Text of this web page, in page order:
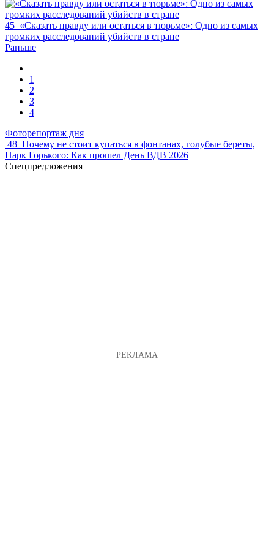
45 «Сказать правду или остаться в тюрьме»: Одно из самых
громких расследований убийств в стране
Раньше
1
2
3
4
Фоторепортаж дня
48 Почему не стоит купаться в фонтанах, голубые береты,
Парк Горького: Как прошел День ВДВ 2026
Спецпредложения